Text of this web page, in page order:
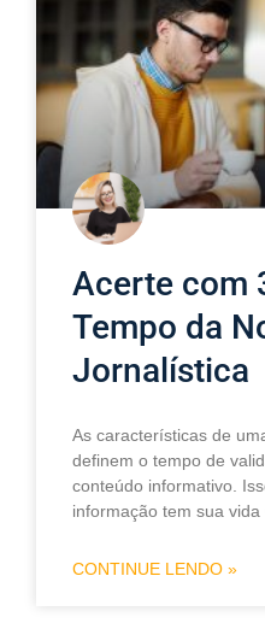
Acerte com
Tempo da
Jornalística
As características de
definem o tempo de
conteúdo informativo.
informação tem sua vida
CONTINUE LENDO »